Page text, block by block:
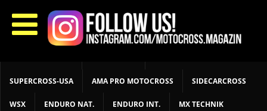
START LIVETIMING MX NEWS MX YOUTH
MX WOMEN MXGP ADAC MX MASTERS MOTOCROSS INT
SUPERCROSS-USA AMA PRO MOTOCROSS SIDECARCROSS
WSX ENDURO NAT. ENDURO INT. MX TECHNIK